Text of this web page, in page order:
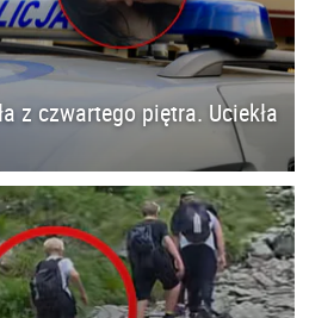
z czwartego piętra. Uciekła